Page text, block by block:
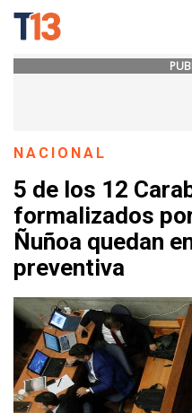
NACIONAL
5 de los 12
formalizados
Ñuñoa quedan
preventiva